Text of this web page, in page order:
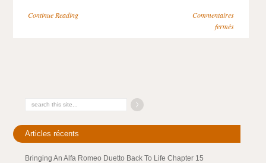
Continue Reading
Commentaires
fermés
Articles récents
Bringing An Alfa Romeo Duetto Back To Life Chapter 15